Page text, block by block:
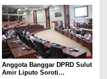
Anggota Banggar DPRD Sulut
Amir Liputo Soroti